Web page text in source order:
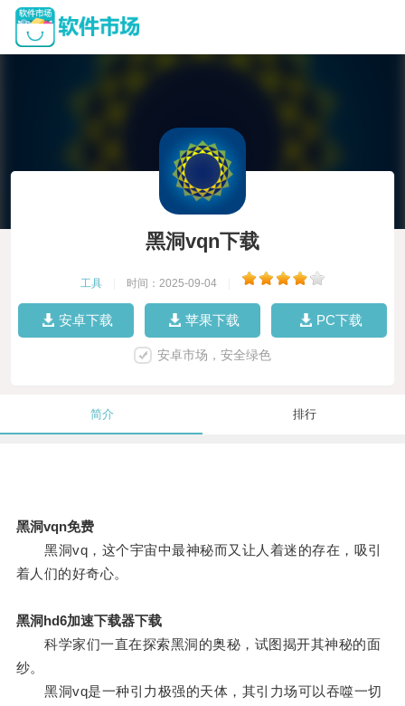
黑洞vqn下载
工具 时间：2025-09-04
安卓下载 苹果下载 PC下载
安卓市场，安全绿色
简介 排行
黑洞vqn免费
黑洞vq，这个宇宙中最神秘而又让人着迷的存在，吸引
着人们的好奇心。
黑洞hd6加速下载器下载
科学家们一直在探索黑洞的奥秘，试图揭开其神秘的面
纱。
黑洞vq是一种引力极强的天体，其引力场可以吞噬一切